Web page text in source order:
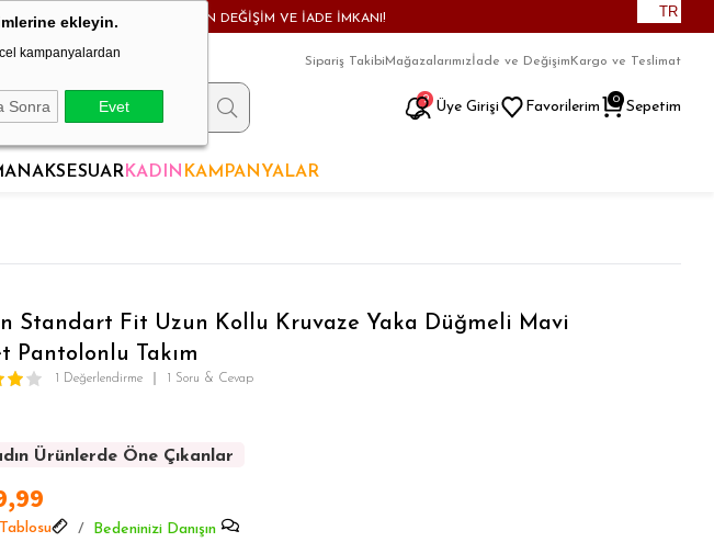
ekleyin.
kampanyalardan
Sonra Evet
KARGODA! - MAĞAZADAN DEĞİŞİM VE İADE İMKANI! TR
9
Sipariş TakibiMağazalarımız İade ve Değişim Kargo ve Teslimat
Üye Girişi Favorilerim Sepetim
0
AKSESUARKADIN KAMPANYALAR
Standart Fit Uzun Kollu Kruvaze Yaka Düğmeli Mavi
Pantolonlu Takım
1 Değerlendirme 1 Soru & Cevap
Ürünlerde Öne Çıkanlar
Ürünlerde Öne Çıkanlar
Ürünlerde Öne Çıkanlar
Bedeninizi Danışın